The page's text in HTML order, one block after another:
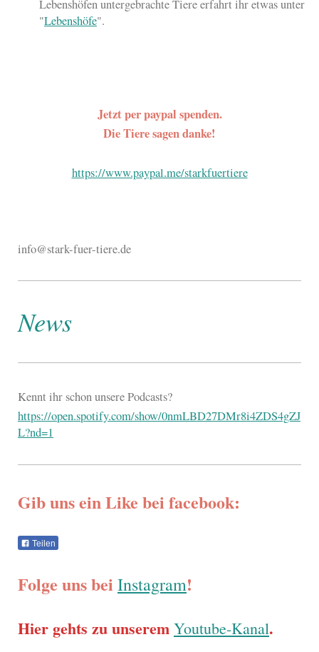
Lebenshöfen untergebrachte Tiere erfahrt ihr etwas unter
"Lebenshöfe".
Jetzt per paypal spenden.
Die Tiere sagen danke!
https://www.paypal.me/starkfuertiere
info@stark-fuer-tiere.de
News
Kennt ihr schon unsere Podcasts?
https://open.spotify.com/show/0nmLBD27DMr8i4ZDS4gZJ
L?nd=1
Gib uns ein Like bei facebook:
Teilen
Folge uns bei Instagram!
Hier gehts zu unserem Youtube-Kanal.